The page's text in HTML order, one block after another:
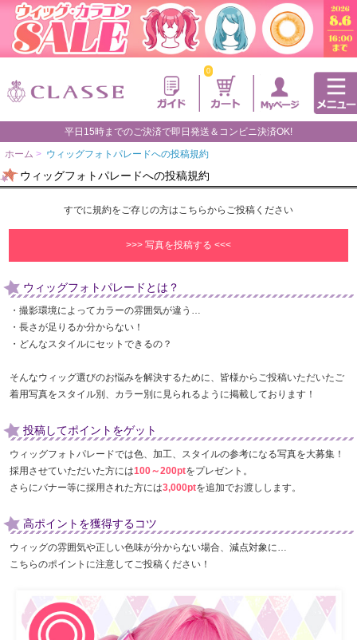
0
平日15時までのご決済で即日発送＆コンビニ決済OK!
ホーム > ウィッグフォトパレードへの投稿規約
ウィッグフォトパレードへの投稿規約
すでに規約をご存じの方はこちらからご投稿ください
>>> 写真を投稿する <<<
ウィッグフォトパレードとは？
・撮影環境によってカラーの雰囲気が違う…
・長さが足りるか分からない！
・どんなスタイルにセットできるの？
そんなウィッグ選びのお悩みを解決するために、皆様からご投稿いただいたご
着用写真をスタイル別、カラー別に見られるように掲載しております！
投稿してポイントをゲット
ウィッグフォトパレードでは色、加工、スタイルの参考になる写真を大募集！
採用させていただいた方には100～200ptをプレゼント。
さらにバナー等に採用された方には3,000ptを追加でお渡しします。
高ポイントを獲得するコツ
ウィッグの雰囲気や正しい色味が分からない場合、減点対象に…
こちらのポイントに注意してご投稿ください！